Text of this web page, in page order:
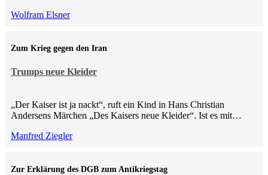
Wolfram Elsner
Trumps neue Kleider
Zum Krieg gegen den Iran
„Der Kaiser ist ja nackt“, ruft ein Kind in Hans Christian
Andersens Märchen „Des Kaisers neue Kleider“. Ist es mit…
Manfred Ziegler
Zur Erklärung des DGB zum Antikriegstag